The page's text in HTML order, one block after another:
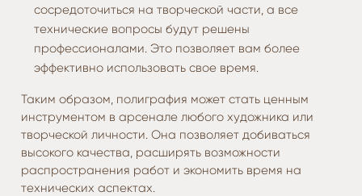
сосредоточиться на творческой части, а все
технические вопросы будут решены
профессионалами. Это позволяет вам более
эффективно использовать свое время.
Таким образом, полиграфия может стать ценным
инструментом в арсенале любого художника или
творческой личности. Она позволяет добиваться
высокого качества, расширять возможности
распространения работ и экономить время на
технических аспектах.